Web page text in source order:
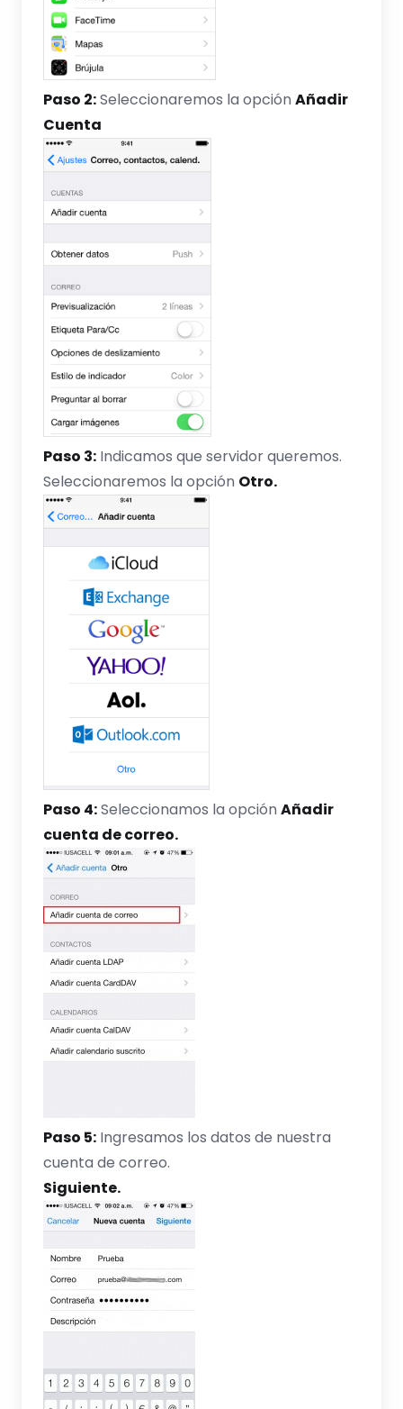
Paso 2:Seleccionaremos la opción Añadir
Cuenta
Paso 3: Indicamos que servidor queremos.
Seleccionaremos la opción Otro.
Paso 4:Seleccionamos la opción Añadir
cuenta de correo.
Paso 5: Ingresamos los datos de nuestra
cuenta de correo.
Siguiente.